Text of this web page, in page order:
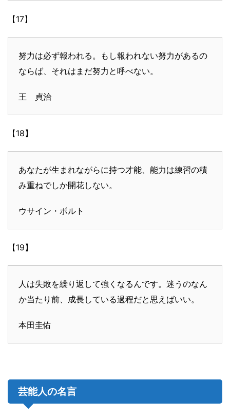
【17】
努力は必ず報われる。もし報われない努力があるの
ならば、それはまだ努力と呼べない。
王 貞治
【18】
あなたが生まれながらに持つ才能、能力は練習の積
み重ねでしか開花しない。
ウサイン・ボルト
【19】
人は失敗を繰り返して強くなるんです。迷うのなん
か当たり前、成長している過程だと思えばいい。
本田圭佑
芸能人の名言